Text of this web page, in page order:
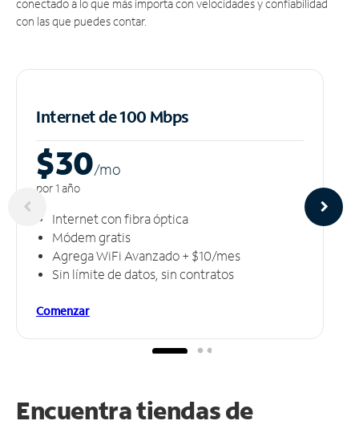
conectado a lo que más importa con velocidades y confiabilidad
con las que puedes contar.
Internet de 100 Mbps
$30/mo
por 1 año
Internet con fibra óptica
Módem gratis
Agrega WiFi Avanzado + $10/mes
Sin límite de datos, sin contratos
Comenzar
Encuentra tiendas de